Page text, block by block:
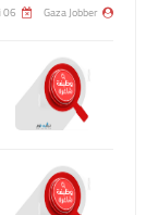
Gaza Jobber 06 نوفمبر 2025